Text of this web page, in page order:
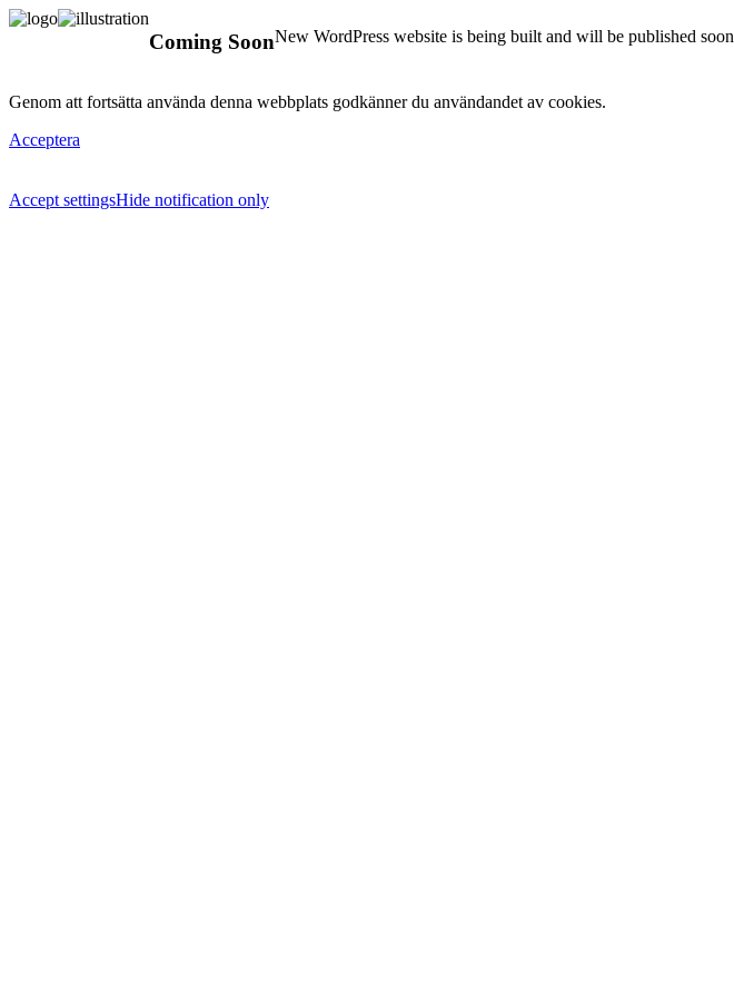
Coming SoonNew WordPress website is being built and will be published soon
Genom att fortsätta använda denna webbplats godkänner du användandet av cookies.
Acceptera
Accept settingsHide notification only